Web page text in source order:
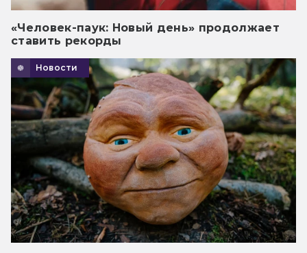
«Человек-паук: Новый день» продолжает
ставить рекорды
Новости